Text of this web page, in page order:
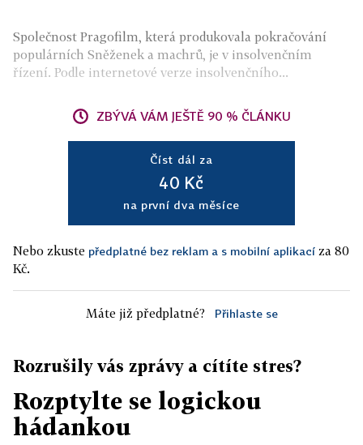
Společnost Pragofilm, která produkovala pokračování
populárních Sněženek a machrů, je v insolvenčním
řízení. Podle internetové verze insolvenčního...
ZBÝVÁ VÁM JEŠTĚ 90 % ČLÁNKU
Číst dál za
40 Kč
na první dva měsíce
Nebo zkuste předplatné bez reklam a s mobilní aplikací za 80
Kč.
Máte již předplatné? Přihlaste se
Rozrušily vás zprávy a cítíte stres?
Rozptylte se logickou
hádankou